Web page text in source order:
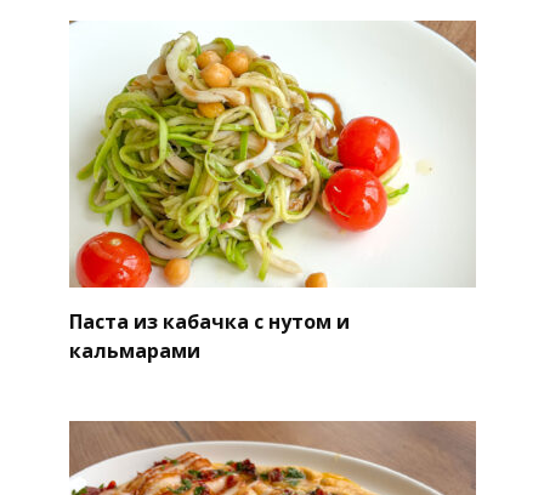
Паста из кабачка с нутом и
кальмарами